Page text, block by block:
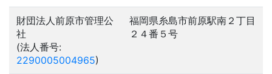
財団法人前原市管理公
社
(法人番号:
2290005004965)
福岡県糸島市前原駅南２丁目
２４番５号